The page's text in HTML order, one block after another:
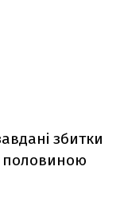
збитки
половиною